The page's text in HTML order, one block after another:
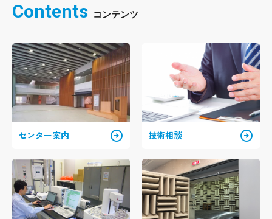
Contents
センター案内 arrow_circle_right 技術相談 arrow_circle_right